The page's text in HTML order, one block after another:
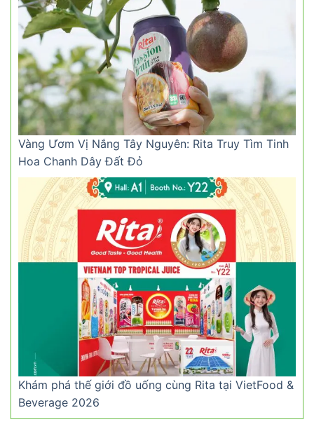
Vàng Ươm Vị Nắng Tây Nguyên: Rita Truy Tìm Tinh
Hoa Chanh Dây Đất Đỏ
Khám phá thế giới đồ uống cùng Rita tại VietFood &
Beverage 2026